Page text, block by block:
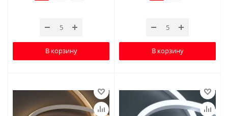
В корзину В корзину